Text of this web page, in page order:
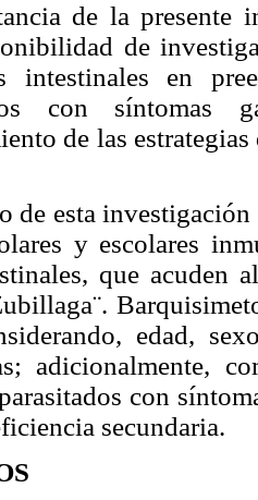
de la presente
de
intestinales en
con síntomas
de las
de esta investigación
y escolares
que acuden
edad,
adicionalmente,
con
secundaria.